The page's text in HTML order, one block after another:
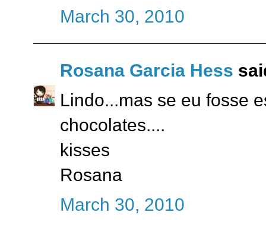
March 30, 2010
Rosana Garcia Hess
Lindo...mas se eu fosse
chocolates....
kisses
Rosana
March 30, 2010